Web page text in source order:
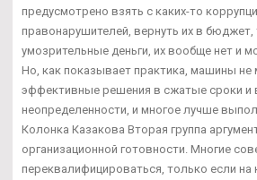
предусмотрено взять с каких-то
правонарушителей, вернуть их в бюджет,
умозрительные деньги, их вообще нет и
Но, как показывает практика, машины не
эффективные решения в сжатые сроки и
неопределенности, и многое лучше
Колонка Казакова Вторая группа
организационной готовности. Многие
переквалифицироваться, только если на